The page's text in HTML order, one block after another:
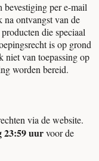
bevestiging per e-mail
ontvangst van de
die speciaal
is op grond
van toepassing op
worden bereid.
via de website.
23:59 uurvoor de